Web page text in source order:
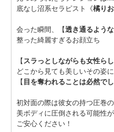
底なし沼系セラピスト《橘りお
会った瞬間、【透き通るよう
整った綺麗すぎるお顔立ち
【 スラっとしながらも女性ら
どこから見ても美しいその姿に
【 目を奪われることは必然で
初対面の際は彼女の持つ圧巻
美ボディに圧倒される可能性
ご安心ください！